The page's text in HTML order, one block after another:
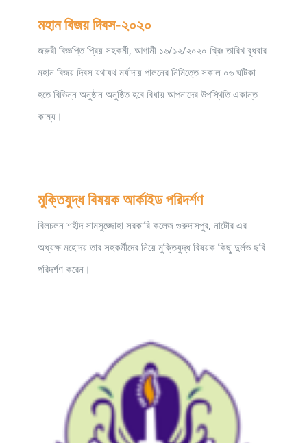
মহান বিজয় দিবস-২০২০
জরুরী বিজ্ঞপ্তি প্রিয় সহকর্মী, আগামী ১৬/১২/২০২০ খ্রিঃ তারিখ বুধবার
মহান বিজয় দিবস যথাযথ মর্যাদায় পালনের নিমিত্তে সকাল ০৬ ঘটিকা
হতে বিভিন্ন অনুষ্ঠান অনুষ্ঠিত হবে বিধায় আপনাদের উপস্থিতি একান্ত
কাম্য।
মুক্তিযুদ্ধ বিষয়ক আর্কাইড পরিদর্শণ
বিলচলন শহীদ সামসুজ্জোহা সরকারি কলেজ গুরুদাসপুর, নাটোর এর
অধ্যক্ষ মহোদয় তার সহকর্মীদের নিয়ে মুক্তিযুদ্ধ বিষয়ক কিছু দুর্লভ ছবি
পরিদর্শণ করেন।